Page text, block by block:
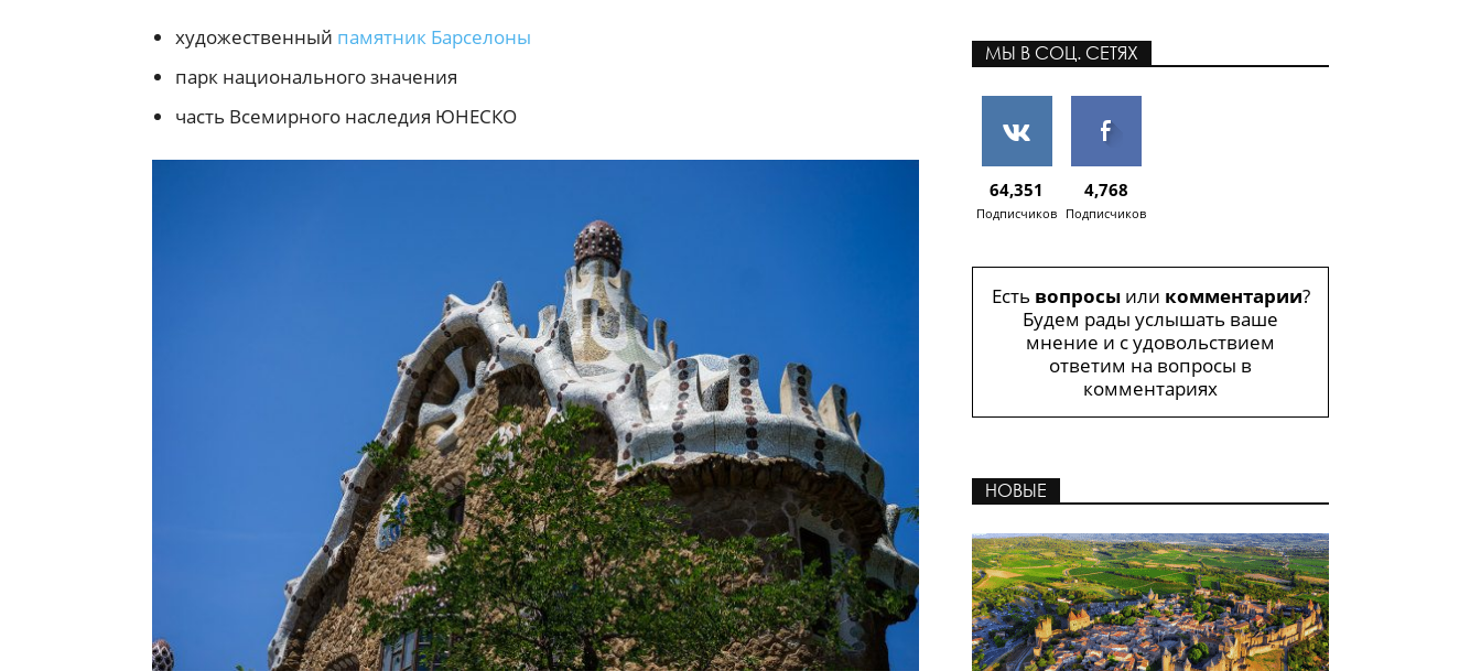
художественный памятник Барселоны
парк национального значения
часть Всемирного наследия ЮНЕСКО
МЫ В СОЦ. СЕТЯХ
64,351
Подписчиков
4,768
Подписчиков
Есть вопросыили комментарии?
Будем рады услышать ваше
мнение и с удовольствием
ответим на вопросы в
комментариях
НОВЫЕ